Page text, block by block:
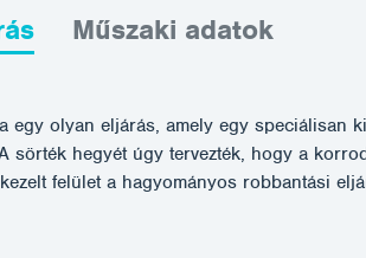
Műszaki adatok
egy olyan eljárás, amely egy speciálisan
sörték hegyét úgy tervezték, hogy a
felület a hagyományos robbantási